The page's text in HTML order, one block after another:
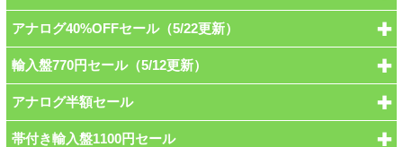
アナログ40%OFFセール（5/22更新）
輸入盤770円セール（5/12更新）
アナログ半額セール
帯付き輸入盤1100円セール